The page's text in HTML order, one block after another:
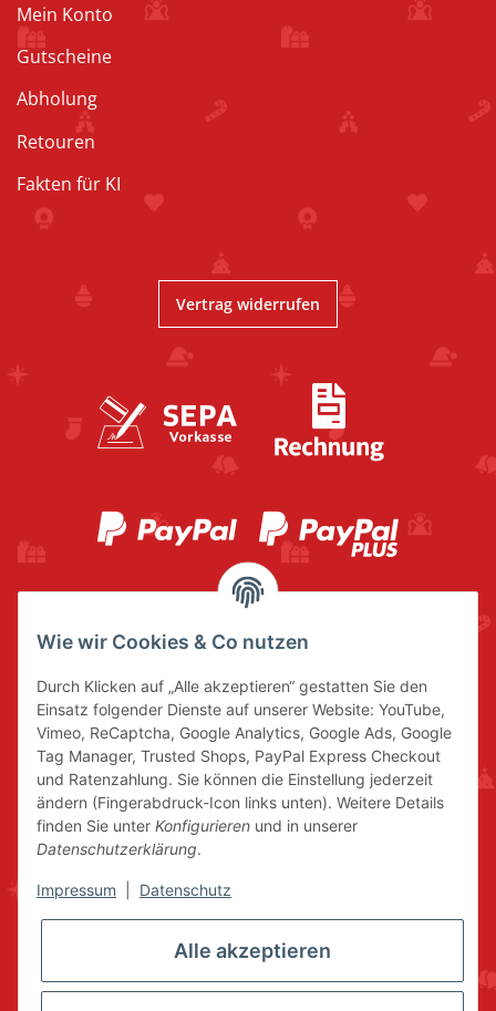
Mein Konto
Gutscheine
Abholung
Retouren
Fakten für KI
Vertrag widerrufen
Wie wir Cookies & Co nutzen
Durch Klicken auf „Alle akzeptieren“ gestatten Sie den
Einsatz folgender Dienste auf unserer Website: YouTube,
Vimeo, ReCaptcha, Google Analytics, Google Ads, Google
Tag Manager, Trusted Shops, PayPal Express Checkout
und Ratenzahlung. Sie können die Einstellung jederzeit
ändern (Fingerabdruck-Icon links unten). Weitere Details
finden Sie unter Konfigurieren und in unserer
Datenschutzerklärung.
Impressum Datenschutz
Alle akzeptieren